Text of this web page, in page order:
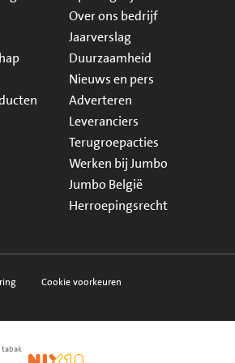
Over ons bedrijf
Jaarverslag
Duurzaamheid
Nieuws en pers
Adverteren
Leveranciers
Terugroepacties
Werken bij Jumbo
Jumbo België
Herroepingsrecht
Cookie voorkeuren
tabak
NIX18